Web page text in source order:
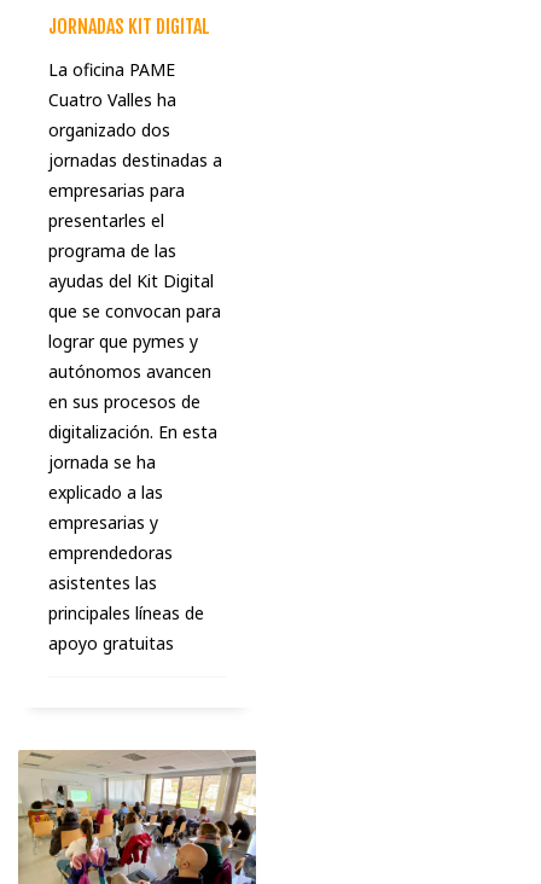
JORNADAS KIT DIGITAL
La oficina PAME
Cuatro Valles ha
organizado dos
jornadas destinadas a
empresarias para
presentarles el
programa de las
ayudas del Kit Digital
que se convocan para
lograr que pymes y
autónomos avancen
en sus procesos de
digitalización. En esta
jornada se ha
explicado a las
empresarias y
emprendedoras
asistentes las
principales líneas de
apoyo gratuitas